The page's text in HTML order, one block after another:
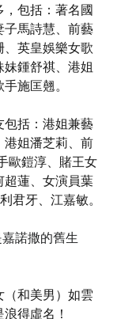
包括：著名國
馬詩慧、前藝
英皇娛樂女歌
鍾舒祺、港姐
施匡翹。
括：港姐兼藝
港姐潘芝莉、前
歐鎧淳、賭王女
超蓮、女演員葉
君牙、江嘉敏。
諾撒的舊生
和美男）如雲
得虛名！